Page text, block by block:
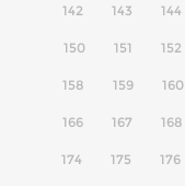
142 143 144
150 151 152
158 159 160
166 167 168
174 175 176